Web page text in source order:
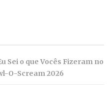
Sei o que Vocês Fizeram no
O-Scream 2026